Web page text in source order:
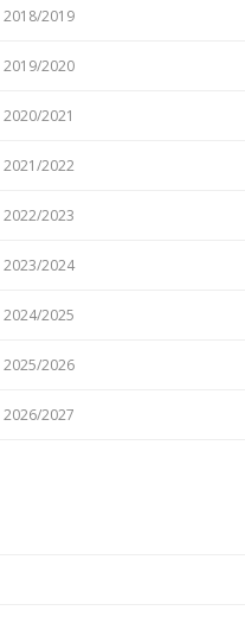
2019
2020
2021
2022
2023
2024
2025
2026
2027